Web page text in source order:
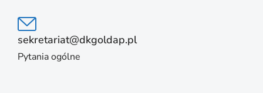
sekretariat@dkgoldap.pl
Pytania ogólne